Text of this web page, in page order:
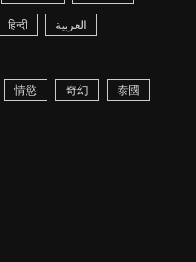
हिन्दी العربية
情慾 奇幻 泰國